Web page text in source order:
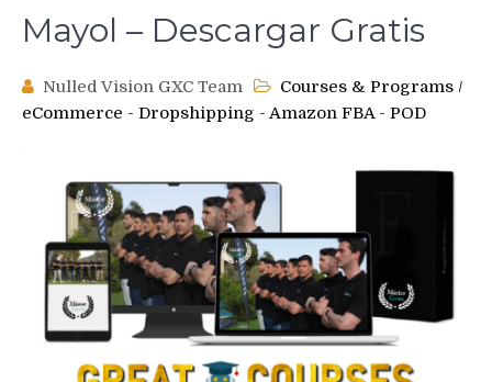
Mayol – Descargar Gratis
Nulled Vision GXC Team Courses & Programs /
eCommerce - Dropshipping - Amazon FBA - POD